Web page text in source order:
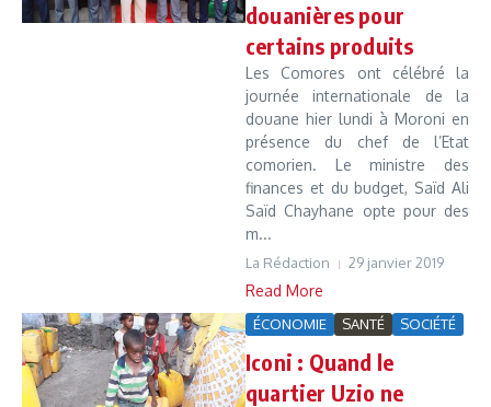
douanières pour
certains produits
Les Comores ont célébré la
journée internationale de la
douane hier lundi à Moroni en
présence du chef de l’Etat
comorien. Le ministre des
finances et du budget, Saïd Ali
Saïd Chayhane opte pour des
m...
La Rédaction 29 janvier 2019
Read More
ÉCONOMIE SANTÉ SOCIÉTÉ
Iconi : Quand le
quartier Uzio ne